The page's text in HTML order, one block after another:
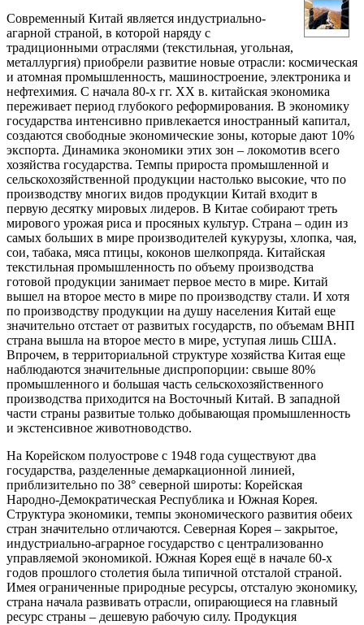
Современный Китай является индустриально-
агарной страной, в которой наряду с
традиционными отраслями (текстильная, угольная,
металлургия) приобрели развитие новые отрасли: космическая
и атомная промышленность, машиностроение, электроника и
нефтехимия. С начала 80-х гг. ХХ в. китайская экономика
переживает период глубокого реформирования. В экономику
государства интенсивно привлекается иностранный капитал,
создаются свободные экономические зоны, которые дают 10%
экспорта. Динамика экономики этих зон – локомотив всего
хозяйства государства. Темпы прироста промышленной и
сельскохозяйственной продукции настолько высокие, что по
производству многих видов продукции Китай входит в
первую десятку мировых лидеров. В Китае собирают треть
мирового урожая риса и просяных культур. Страна – один из
самых больших в мире производителей кукурузы, хлопка, чая,
сои, табака, мяса птицы, коконов шелкопряда. Китайская
текстильная промышленность по объему производства
готовой продукции занимает первое место в мире. Китай
вышел на второе место в мире по производству стали. И хотя
по производству продукции на душу населения Китай еще
значительно отстает от развитых государств, по объемам ВНП
страна вышла на второе место в мире, уступая лишь США.
Впрочем, в территориальной структуре хозяйства Китая еще
наблюдаются значительные диспропорции: свыше 80%
промышленного и большая часть сельскохозяйственного
производства приходится на Восточный Китай. В западной
части страны развитые только добывающая промышленность
и экстенсивное животноводство.
На Корейском полуострове с 1948 года существуют два
государства, разделенные демаркационной линией,
приблизительно по 38° северной широты: Корейская
Народно-Демократическая Республика и Южная Корея.
Структура экономики, темпы экономического развития обеих
стран значительно отличаются. Северная Корея – закрытое,
индустриально-аграрное государство с централизованно
управляемой экономикой. Южная Корея ещё в начале 60-х
годов прошлого столетия была типичной отсталой страной.
Имея ограниченные природные ресурсы, отсталую экономику,
страна начала развивать отрасли, опирающиеся на главный
ресурс страны – дешевую рабочую силу. Продукция